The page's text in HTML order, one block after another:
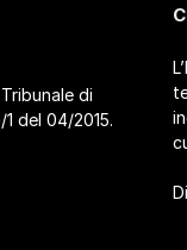
di
del 04/2015.